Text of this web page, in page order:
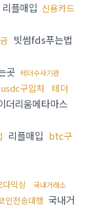
리플매입 신용카드
빗썸fds푸는법
곳 테더수사기관
usdc구입처
테더
더리움메타마스
리플매입 btc구
다믹싱
국내거래소
인전송대행 국내거